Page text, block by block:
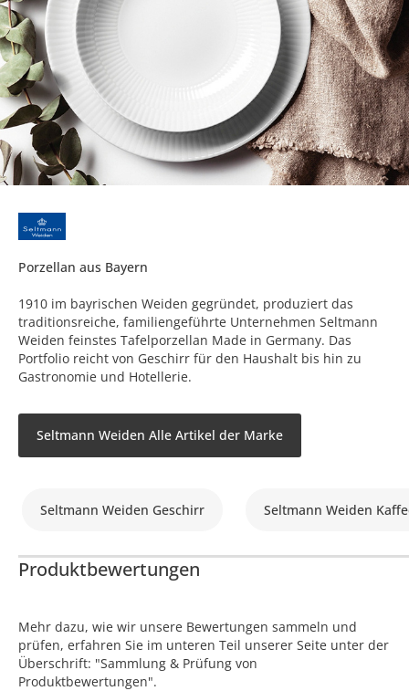
Porzellan aus Bayern
1910 im bayrischen Weiden gegründet, produziert das
traditionsreiche, familiengeführte Unternehmen Seltmann
Weiden feinstes Tafelporzellan Made in Germany. Das
Portfolio reicht von Geschirr für den Haushalt bis hin zu
Gastronomie und Hotellerie.
Seltmann Weiden Alle Artikel der Marke
Seltmann Weiden Geschirr Seltmann Weiden
Produktbewertungen
Mehr dazu, wie wir unsere Bewertungen sammeln und
prüfen, erfahren Sie im unteren Teil unserer Seite unter der
Überschrift: "Sammlung & Prüfung von
Produktbewertungen".